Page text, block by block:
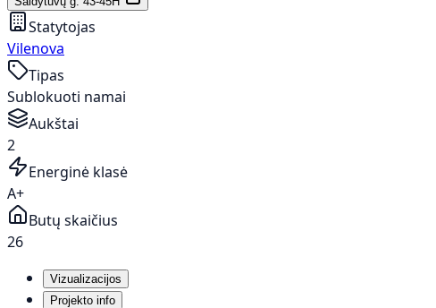
Statytojas
Vilenova
Tipas
Sublokuoti namai
Aukštai
2
Energinė klasė
A+
Butų skaičius
26
Vizualizacijos
Projekto info